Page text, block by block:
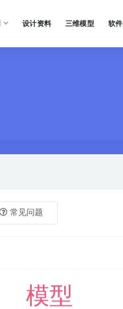
设计资料 三维模型 软
常见问题
模型